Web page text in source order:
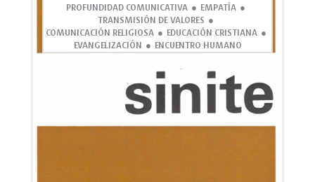
PROFUNDIDAD COMUNICATIVA
EMPATÍA
TRANSMISIÓN DE VALORES
COMUNICACIÓN RELIGIOSA
EDUCACIÓN CRISTIANA
EVANGELIZACIÓN
ENCUENTRO HUMANO